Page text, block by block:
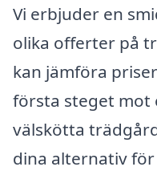
Vi erbjuder en
olika offerter på
kan jämföra
första steget mot
välskötta
dina alternativ